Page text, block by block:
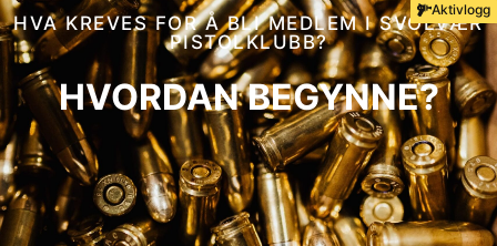
Aktivlogg
HVA KREVES FOR Å BLI MEDLEM I SVOLVÆR
PISTOLKLUBB?
HVORDAN BEGYNNE?